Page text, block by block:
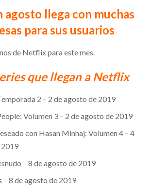
llega con muchas
para sus usuarios
de Netflix para este mes.
que llegan a Netflix
2 – 2 de agosto de 2019
Volumen 3 – 2 de agosto de 2019
con Hasan Minhaj: Volumen 4 – 4
2019
– 8 de agosto de 2019
– 8 de agosto de 2019